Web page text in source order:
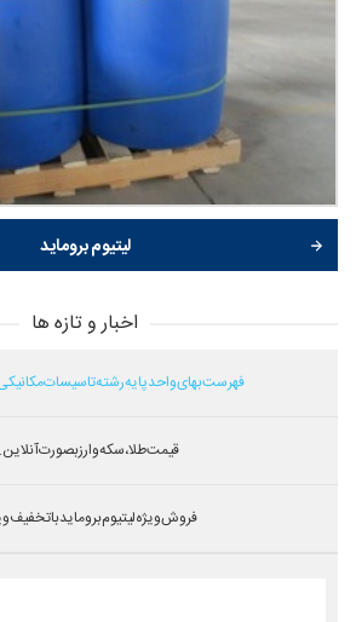
لیتیوم بروماید
اخبار و تازه ها
فهرست بهای واحد پایه رشته تاسیسات مکانیکی سال
قیمت طلا،سکه و ارز بصورت
فروش ویژه لیتیوم بروماید با تخفیف